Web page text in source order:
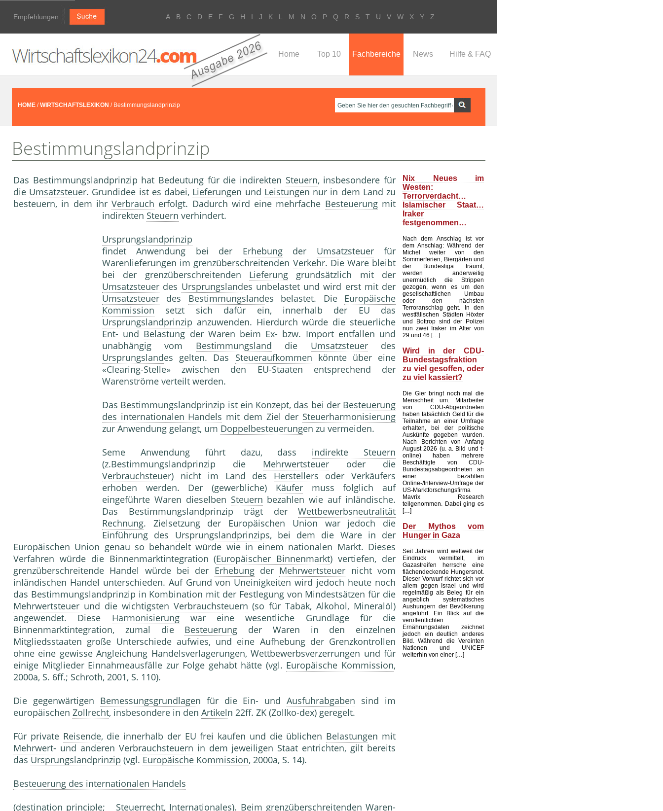
Empfehlungen A B C D E F G H I J K L M N O P Q R S T U V W X Y Z
Home Top 10 Fachbereiche News Hilfe & FAQ
HOME /WIRTSCHAFTSLEXIKON / Bestimmungslandprinzip
Bestimmungslandprinzip
Das Bestimmungslandprinzip hat Bedeutung für die indirekten Steuern, insbesondere für
die Umsatzsteuer. Grundidee ist es dabei, Lieferungen und Leistungen nur in dem Land zu
besteuern, in dem ihrVerbrauch erfolgt. Dadurch wird eine mehrfache Besteuerungmit
indirekten Steuern verhindert.
Ursprungslandprinzip
findet Anwendung bei der Erhebungder Umsatzsteuerfür
Warenlieferungen im grenzüberschreitenden Verkehr. Die Ware bleibt
bei der grenzüberschreitenden Lieferung grundsätzlich mit der
Umsatzsteuer des Ursprungslandes unbelastet und wird erst mit der
Umsatzsteuer des Bestimmungslandes belastet. Die Europäische
Kommission setzt sich dafür ein, innerhalb der EU das
Ursprungslandprinzip anzuwenden. Hierdurch würde die steuerliche
Ent- und Belastung der Waren beim Ex- bzw. Import entfallen und
unabhängig vom Bestimmungsland die Umsatzsteuerdes
Ursprungslandes gelten. Das Steueraufkommen könnte über eine
«Clearing-Stelle» zwischen den EU-Staaten entsprechend der
Warenströme verteilt werden.
Das Bestimmungslandprinzip ist ein Konzept, das bei der Besteuerung
des internationalen Handels mit dem Ziel der Steuerharmonisierung
zur Anwendung gelangt, um Doppelbesteuerungen zu vermeiden.
Seme Anwendung führt dazu, dass indirekte Steuern
(z.Bestimmungslandprinzip die Mehrwertsteuer oder die
Verbrauchsteuer) nicht im Land des Herstellers oder Verkäufers
erhoben werden. Der (gewerbliche) Käufermuss folglich auf
eingeführte Waren dieselben Steuern bezahlen wie auf inländische.
Das Bestimmungslandprinzip trägt der Wettbewerbsneutralität
Rechnung. Zielsetzung der Europäischen Union war jedoch die
Einführung des Ursprungslandprinzips, bei dem die Ware in der
Europäischen Union genau so behandelt würde wie in einem nationalen Markt. Dieses
Verfahren würde die Binnenmarktintegration (Europäischer Binnenmarkt) vertiefen, der
grenzüberschreitende Handel würde bei der Erhebungder Mehrwertsteuer nicht vom
inländischen Handel unterschieden. Auf Grund von Uneinigkeiten wird jedoch heute noch
das Bestimmungslandprinzip in Kombination mit der Festlegung von Mindestsätzen für die
Mehrwertsteuer und die wichtigsten Verbrauchsteuern (so für Tabak, Alkohol, Mineralöl)
angewendet. Diese Harmonisierungwar eine wesentliche Grundlage für die
Binnenmarktintegration, zumal die Besteuerung der Waren in den einzelnen
Mitgliedsstaaten große Unterschiede aufwies, und eine Aufhebung der Grenzkontrollen
ohne eine gewisse Angleichung Handelsverlagerungen, Wettbewerbsverzerrungen und für
einige Mitglieder Einnahmeausfälle zur Folge gehabt hätte (vgl. Europäische Kommission,
2000a, S. 6ff.; Schroth, 2001, S. 110).
Die gegenwärtigen Bemessungsgrundlagen für die Ein- undAusfuhrabgaben sind im
europäischen Zollrecht, insbesondere in den Artikeln 22ff. ZK (Zollko-dex) geregelt.
Für private Reisende, die innerhalb der EU frei kaufen und die üblichen Belastungen mit
Mehrwert- und anderen Verbrauchsteuern in dem jeweiligen Staat entrichten, gilt bereits
das Ursprungslandprinzip (vgl. Europäische Kommission, 2000a, S. 14).
Besteuerung des internationalen Handels
(destination principle; Steuerrecht, Internationales). Beim grenzüberschreitenden Waren-
Nix Neues im
Westen:
Terrorverdacht…
Islamischer Staat…
Iraker
festgenommen…
Nach dem Anschlag ist vor
dem Anschlag: Während der
Michel weiter von den
Sommerferien, Biergärten und
der Bundesliga träumt,
werden anderweitig
unermüdlich die Strippen
gezogen, wenn es um den
gesellschaftlichen Umbau
oder den nächsten
Terroranschlag geht. In den
westfälischen Städten Höxter
und Bottrop sind der Polizei
nun zwei Iraker im Alter von
29 und 46 […]
Wird in der CDU-
Bundestagsfraktion
zu viel gesoffen, oder
zu viel kassiert?
Die Gier bringt noch mal die
Menschheit um. Mitarbeiter
von CDU-Abgeordneten
haben tatsächlich Geld für die
Teilnahme an einer Umfrage
erhalten, bei der politische
Auskünfte gegeben wurden.
Nach Berichten von Anfang
August 2026 (u. a. Bild und t-
online) haben mehrere
Beschäftigte von CDU-
Bundestagsabgeordneten an
einer bezahlten
Online-/Interview-Umfrage der
US-Marktforschungsfirma
Mavrix Research
teilgenommen. Dabei ging es
[…]
Der Mythos vom
Hunger in Gaza
Seit Jahren wird weltweit der
Eindruck vermittelt, im
Gazastreifen herrsche eine
flächendeckende Hungersnot.
Dieser Vorwurf richtet sich vor
allem gegen Israel und wird
regelmäßig als Beleg für ein
angeblich systematisches
Aushungern der Bevölkerung
angeführt. Ein Blick auf die
veröffentlichten
Ernährungsdaten zeichnet
jedoch ein deutlich anderes
Bild. Während die Vereinten
Nationen und UNICEF
weiterhin von einer […]